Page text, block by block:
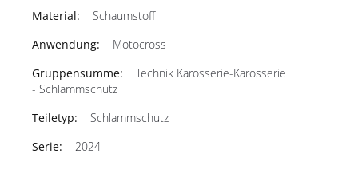
Schaumstoff
Motocross
Technik Karosserie-Karosserie
- Schlammschutz
Schlammschutz
2024